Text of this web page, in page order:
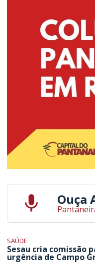
Ouça
SAÚDE
Sesau cria comissão
urgência de Campo